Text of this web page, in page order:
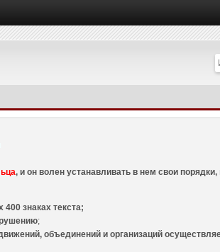
, и он волен устанавливать в нем свои
знаках текста;
;
объединений и организаций